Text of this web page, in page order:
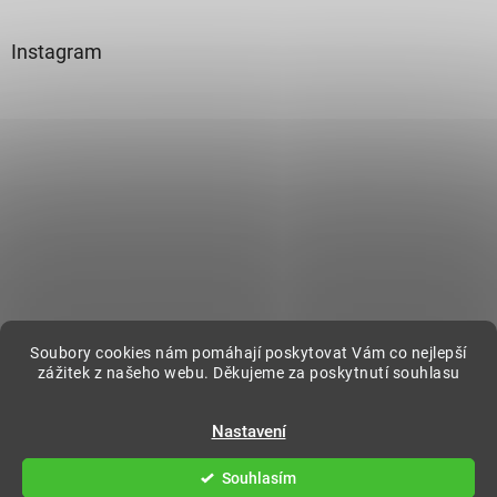
Soubory cookies nám pomáhají poskytovat Vám co nejlepší
zážitek z našeho webu. Děkujeme za poskytnutí souhlasu
Nastavení
Souhlasím
Instagram
DecorOnline. Všechna práva vyhrazena.